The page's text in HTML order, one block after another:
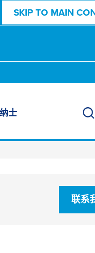
SKIP TO MAIN
士
联系